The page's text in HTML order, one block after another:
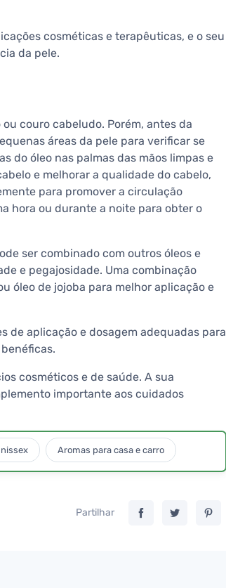
cosméticas e terapêuticas, e o seu
da pele.
couro cabeludo. Porém, antes da
áreas da pele para verificar se
do óleo nas palmas das mãos limpas e
e melhorar a qualidade do cabelo,
para promover a circulação
hora ou durante a noite para obter o
ser combinado com outros óleos e
e pegajosidade. Uma combinação
óleo de jojoba para melhor aplicação e
de aplicação e dosagem adequadas para
cosméticos e de saúde. A sua
importante aos cuidados
Aromas para casa e carro
Partilhar